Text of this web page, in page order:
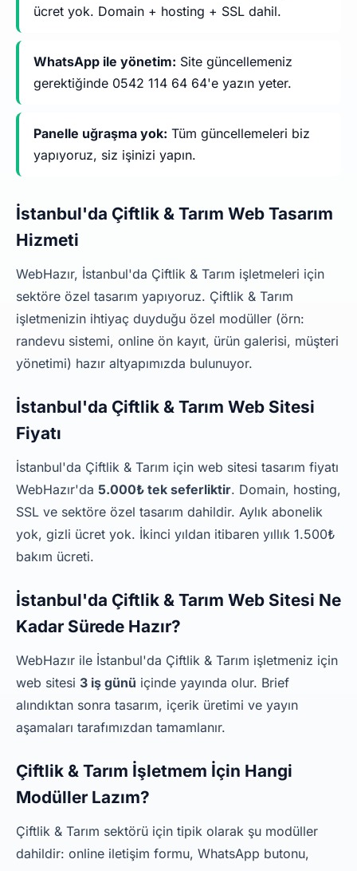
ücret yok. Domain + hosting + SSL dahil.
WhatsApp ile yönetim: Site güncellemeniz
gerektiğinde 0542 114 64 64'e yazın yeter.
Panelle uğraşma yok: Tüm güncellemeleri biz
yapıyoruz, siz işinizi yapın.
İstanbul'da Çiftlik & Tarım Web Tasarım
Hizmeti
WebHazır, İstanbul'da Çiftlik & Tarım işletmeleri için
sektöre özel tasarım yapıyoruz. Çiftlik & Tarım
işletmenizin ihtiyaç duyduğu özel modüller (örn:
randevu sistemi, online ön kayıt, ürün galerisi, müşteri
yönetimi) hazır altyapımızda bulunuyor.
İstanbul'da Çiftlik & Tarım Web Sitesi
Fiyatı
İstanbul'da Çiftlik & Tarım için web sitesi tasarım fiyatı
WebHazır'da 5.000₺ tek seferliktir. Domain, hosting,
SSL ve sektöre özel tasarım dahildir. Aylık abonelik
yok, gizli ücret yok. İkinci yıldan itibaren yıllık 1.500₺
bakım ücreti.
İstanbul'da Çiftlik & Tarım Web Sitesi Ne
Kadar Sürede Hazır?
WebHazır ile İstanbul'da Çiftlik & Tarım işletmeniz için
web sitesi 3 iş günü içinde yayında olur. Brief
alındıktan sonra tasarım, içerik üretimi ve yayın
aşamaları tarafımızdan tamamlanır.
Çiftlik & Tarım İşletmem İçin Hangi
Modüller Lazım?
Çiftlik & Tarım sektörü için tipik olarak şu modüller
dahildir: online iletişim formu, WhatsApp butonu,